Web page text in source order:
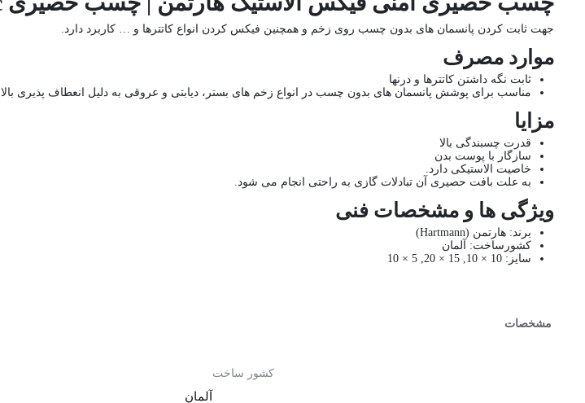
جهت ثابت کردن پانسمان های بدون چسب روی زخم و همچنین فیکس کردن انواع کاتترها و … کاربرد دارد.
موارد مصرف
ثابت نگه داشتن کاتترها و درنها
مناسب برای پوشش پانسمان های بدون چسب در انواع زخم های بستر، دیابتی و عروقی به دلیل انعطاف پذیری بالا
مزایا
قدرت چسبندگی بالا
سازگار با پوست بدن
خاصیت الاستیکی دارد.
به علت بافت حصیری آن تبادلات گازی به راحتی انجام می شود.
ویژگی ها و مشخصات فنی
برند: هارتمن (Hartmann)
کشورساخت: آلمان
سایز: 10 × 10, 15 × 20, 5 × 10
مشخصات
کشور ساخت
آلمان